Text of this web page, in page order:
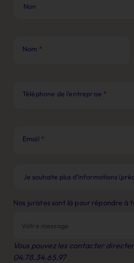
Web
Nom *
Téléphone de l'entreprise *
Email *
Nos juristes sont là pour répondre à
Vous pouvez les contacter
04.78.34.65.97